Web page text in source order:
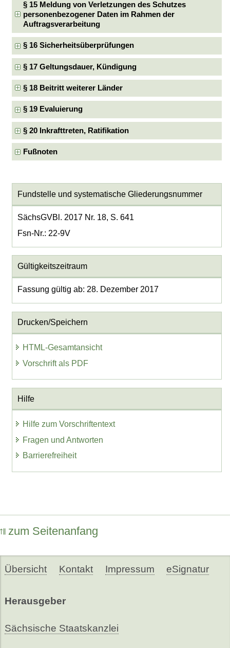
§ 15 Meldung von Verletzungen des Schutzes
personenbezogener Daten im Rahmen der
Auftragsverarbeitung
§ 16 Sicherheitsüberprüfungen
§ 17 Geltungsdauer, Kündigung
§ 18 Beitritt weiterer Länder
§ 19 Evaluierung
§ 20 Inkrafttreten, Ratifikation
Fußnoten
Fundstelle und systematische Gliederungsnummer
SächsGVBl. 2017 Nr. 18, S. 641
Fsn-Nr.: 22-9V
Gültigkeitszeitraum
Fassung gültig ab: 28. Dezember 2017
Drucken/Speichern
HTML-Gesamtansicht
Vorschrift als PDF
Hilfe
Hilfe zum Vorschriftentext
Fragen und Antworten
Barrierefreiheit
zum Seitenanfang
Übersicht Kontakt Impressum eSignatur
Herausgeber
Sächsische Staatskanzlei